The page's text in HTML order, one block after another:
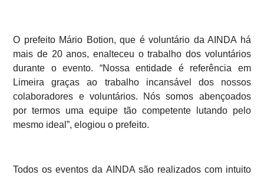
O prefeito Mário Botion, que é voluntário da AINDA há
mais de 20 anos, enalteceu o trabalho dos voluntários
durante o evento. “Nossa entidade é referência em
Limeira graças ao trabalho incansável dos nossos
colaboradores e voluntários. Nós somos abençoados
por termos uma equipe tão competente lutando pelo
mesmo ideal”, elogiou o prefeito.
Todos os eventos da AINDA são realizados com intuito